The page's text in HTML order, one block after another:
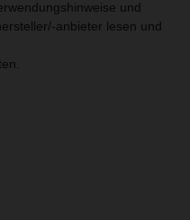
und
anbieter lesen und